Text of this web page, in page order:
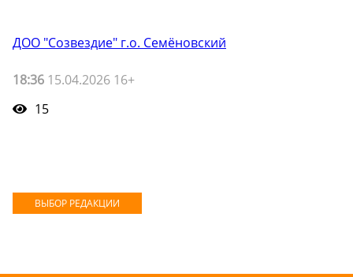
ДОО "Созвездие" г.о. Семёновский
18:36 15.04.2026 16+
15
ВЫБОР РЕДАКЦИИ